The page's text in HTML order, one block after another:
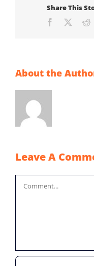
Share This
Facebook
About the
Leave A